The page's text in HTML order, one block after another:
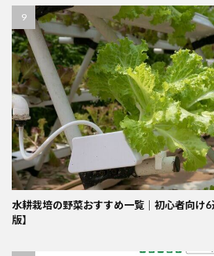
水耕栽培の野菜おすすめ一覧｜初心者向け
版】